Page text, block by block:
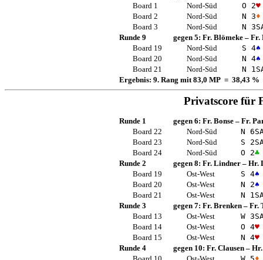
Board 1
Nord-Süd O 2♥
Board 2
Nord-Süd N 3♦
Board 3
Nord-Süd N 3
Runde 9
gegen 5: Fr. Blömeke – Fr.
Board 19
Nord-Süd S 4♠
Board 20
Nord-Süd N 4♠
Board 21
Nord-Süd N 1
Ergebnis: 9. Rang mit 83,0 MP = 38,43 %
Privatscore für
Runde 1 gegen 6: Fr. Bonse – Fr.
Board 22
Nord-Süd N 6
Board 23
Nord-Süd S 2
Board 24
Nord-Süd O 2♣
Runde 2
gegen 8: Fr. Lindner – Hr.
Board 19
Ost-West S 4♠
Board 20
Ost-West N 2♠
Board 21
Ost-West N 1
Runde 3
gegen 7: Fr. Brenken – Fr.
Board 13
Ost-West W 3
Board 14
Ost-West O 4♥
Board 15
Ost-West N 4♥
Runde 4
gegen 10: Fr. Clausen –